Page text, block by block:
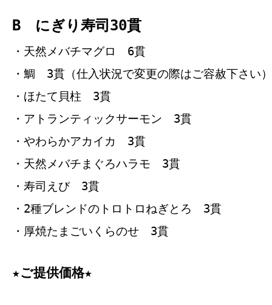
B にぎり寿司30貫
・天然メバチマグロ 6貫
・鯛 3貫（仕入状況で変更の際はご容赦下さい）
・ほたて貝柱 3貫
・アトランティックサーモン 3貫
・やわらかアカイカ 3貫
・天然メバチまぐろハラモ 3貫
・寿司えび 3貫
・2種ブレンドのトロトロねぎとろ 3貫
・厚焼たまごいくらのせ 3貫
★ご提供価格★